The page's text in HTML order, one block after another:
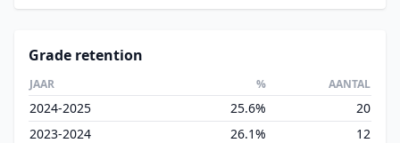
Grade retention
JAAR % AANTAL
2024-2025 25.6%
20
2023-2024
26.1%
12